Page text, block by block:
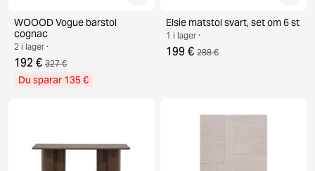
WOOOD Vogue barstol
cognac
2 i lager ·
192 € 327 €
Du sparar 135 €
Elsie matstol svart, set om 6 st
1 i lager ·
199 € 288 €